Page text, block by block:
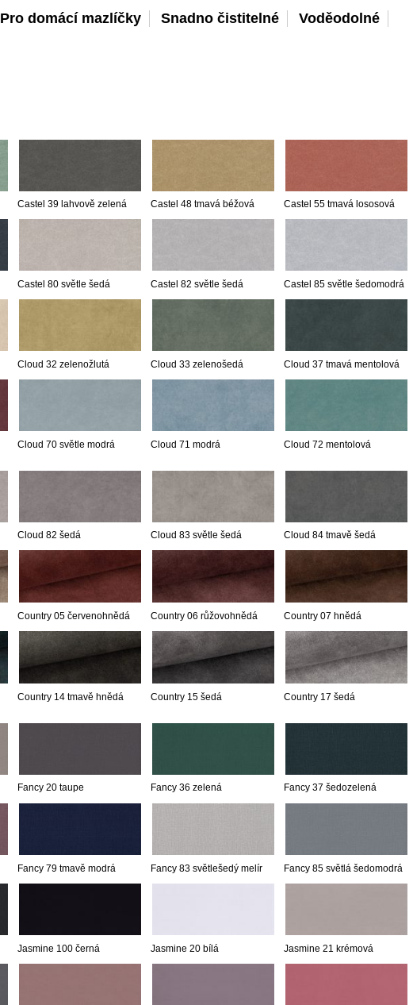
Pro domácí mazlíčky Snadno čistitelné Voděodolné
Castel 39 lahvově zelená Castel 48 tmavá béžová Castel 55 tmavá lososová
Castel 80 světle šedá Castel 82 světle šedá Castel 85 světle šedomodrá
Cloud 32 zelenožlutá Cloud 33 zelenošedá Cloud 37 tmavá mentolová
Cloud 70 světle modrá Cloud 71 modrá Cloud 72 mentolová
Cloud 82 šedá Cloud 83 světle šedá Cloud 84 tmavě šedá
Country 05 červenohnědá Country 06 růžovohnědá Country 07 hnědá
Country 14 tmavě hnědá Country 15 šedá Country 17 šedá
Fancy 20 taupe Fancy 36 zelená Fancy 37 šedozelená
Fancy 79 tmavě modrá Fancy 83 světlešedý melír Fancy 85 světlá šedomodrá
Jasmine 100 černá Jasmine 20 bílá Jasmine 21 krémová